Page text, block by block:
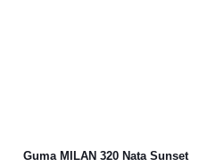
Guma MILAN 320 Nata Sunset